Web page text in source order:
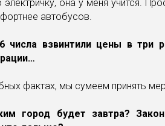
она у меня учится.
автобусов.
числа взвинтили цены в три
фактах, мы сумеем принять
город будет завтра?